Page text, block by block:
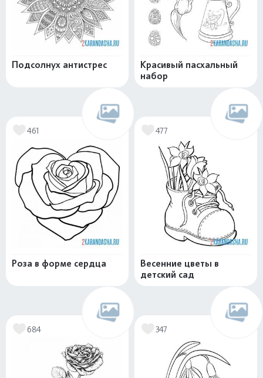
Подсолнух антистрес
Красивый пасхальный
набор
461
Роза в форме сердца
477
Весенние цветы в
детский сад
684 347